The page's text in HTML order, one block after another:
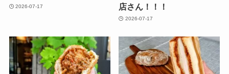
2026-07-17
店さん！！！
2026-07-17